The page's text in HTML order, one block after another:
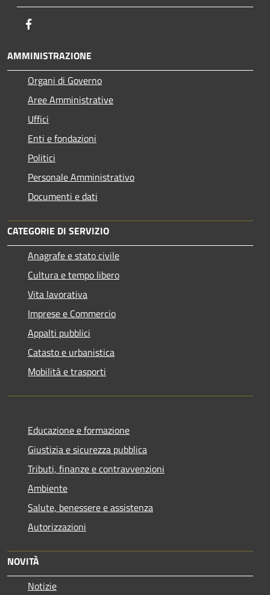
AMMINISTRAZIONE
Organi di Governo
Aree Amministrative
Uffici
Enti e fondazioni
Politici
Personale Amministrativo
Documenti e dati
CATEGORIE DI SERVIZIO
Anagrafe e stato civile
Cultura e tempo libero
Vita lavorativa
Imprese e Commercio
Appalti pubblici
Catasto e urbanistica
Mobilità e trasporti
Educazione e formazione
Giustizia e sicurezza pubblica
Tributi, finanze e contravvenzioni
Ambiente
Salute, benessere e assistenza
Autorizzazioni
NOVITÀ
Notizie